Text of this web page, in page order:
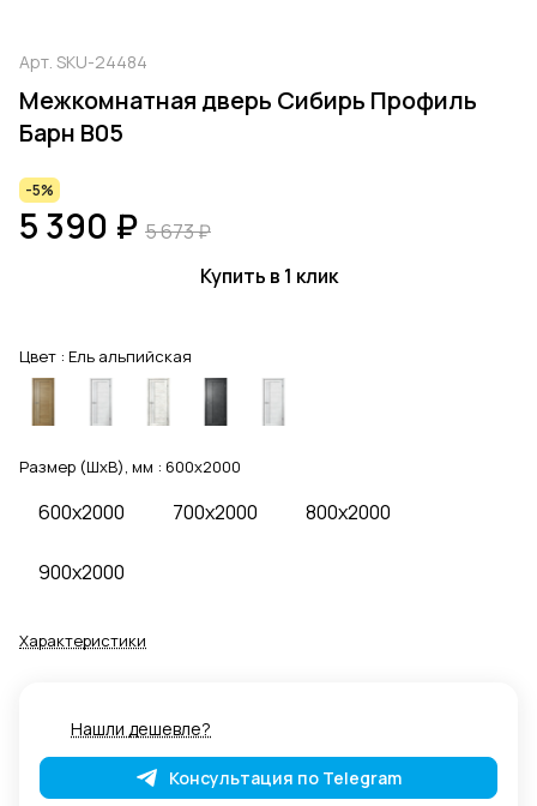
Арт. SKU-24484
Межкомнатная дверь Сибирь Профиль
Барн В05
-5%
5 390 ₽ 5 673 ₽
Купить в 1 клик
Цвет : Ель альпийская
Размер (ШхВ), мм : 600x2000
600x2000 700x2000 800x2000
900x2000
Характеристики
Нашли дешевле?
Консультация по Telegram